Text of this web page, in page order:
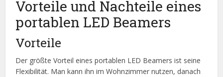
Vorteile und Nachteile eines
portablen LED Beamers
Vorteile
Der größte Vorteil eines portablen LED Beamers ist seine
Flexibilität. Man kann ihn im Wohnzimmer nutzen, danach